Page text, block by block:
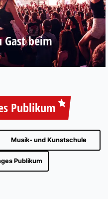
Gast beim
Publikum
Musik- und Kunstschule
Publikum